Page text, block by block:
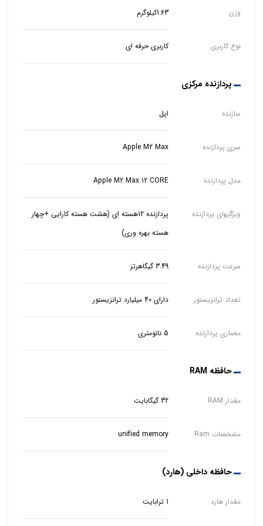
وزن 1.63کیلوگرم
نوع کاربری کاربری حرفه ای
پردازنده مرکزی
سازنده اپل
سری پردازنده Apple M2 Max
مدل پردازنده Apple M2 Max 12 CORE
ویژگیهای پردازنده
پردازنده 12هسته ای (هشت هسته کارایی +چهار
هسته بهره وری)
سرعت پردازنده 3.49 گیگاهرتز
تعداد ترانزیستور دارای 40 میلیارد ترانزیستور
معماری پردازنده 5 نانومتری
حافظه RAM
مقدار RAM 32 گیگابایت
مشخصات Ram unified memory
حافظه داخلی (هارد)
مقدار هارد 1 ترابایت